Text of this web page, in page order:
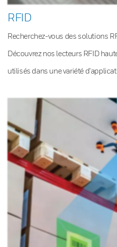
RFID
Recherchez-vous des solutions
Découvrez nos lecteurs RFID
utilisés dans une variété